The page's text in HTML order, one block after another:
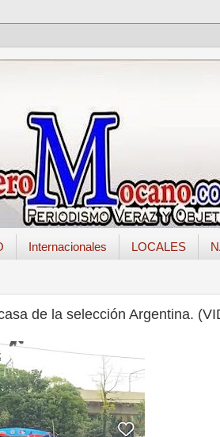
Internacionales LOCALES
de la selección Argentina.